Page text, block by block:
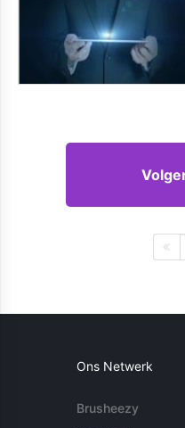
Ons Netwerk
Brusheezy